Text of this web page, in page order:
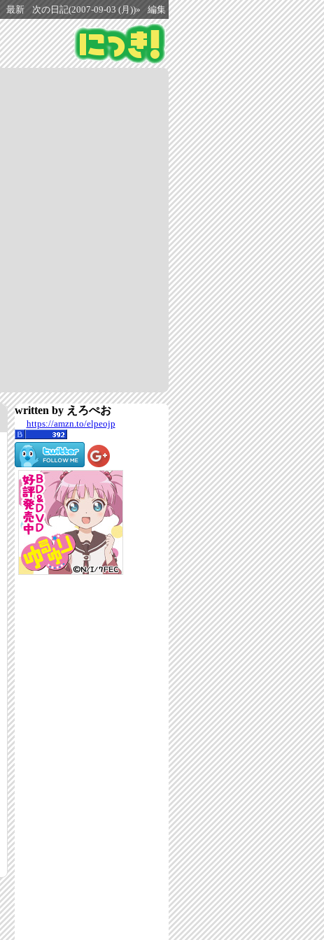
最新 次の日記(2007-09-03 (月))» 編集
written by えろぺお
https://amzn.to/elpeojp